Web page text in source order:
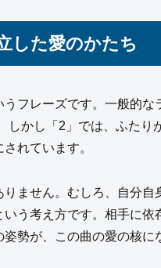
した愛のかたち
フレーズです。一般的な
しかし「2」では、ふたり
れています。
ません。むしろ、自分
う考え方です。相手に
勢が、この曲の愛の核に